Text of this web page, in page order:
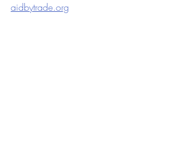
aidbytrade.org